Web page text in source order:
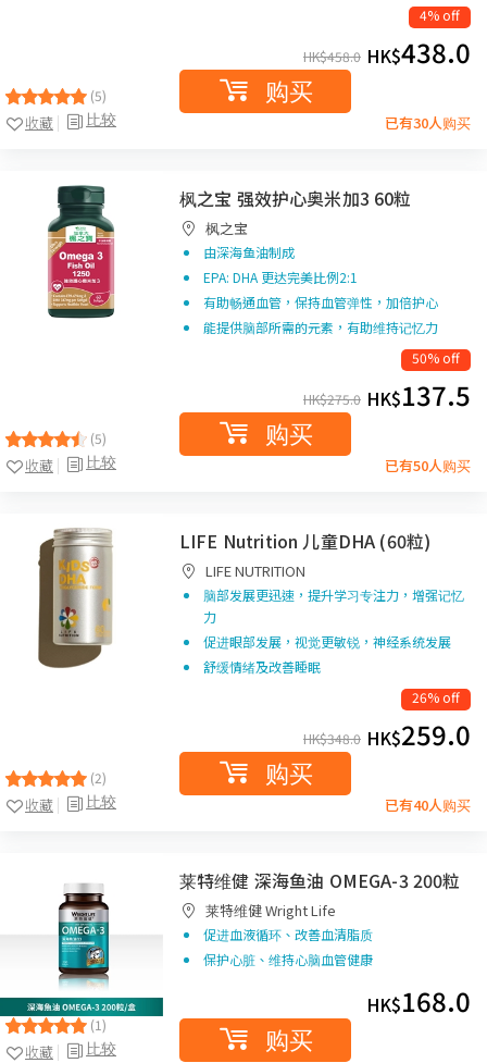
(5)
比较
收藏
4% off
HK$458.0 HK$438.0
购买
已有30人购买
(5)
比较
收藏
枫之宝 强效护心奥米加3 60粒
枫之宝
由深海鱼油制成
EPA: DHA 更达完美比例2:1
有助畅通血管，保持血管弹性，加倍护心
能提供脑部所需的元素，有助维持记忆力
50% off
HK$275.0 HK$137.5
购买
已有50人购买
(2)
比较
收藏
LIFE Nutrition 儿童DHA (60粒)
LIFE NUTRITION
脑部发展更迅速，提升学习专注力，增强记忆
力
促进眼部发展，视觉更敏锐，神经系统发展
舒缓情绪及改善睡眠
26% off
HK$348.0 HK$259.0
购买
已有40人购买
(1)
比较
收藏
莱特维健 深海鱼油 OMEGA-3 200粒
莱特维健 Wright Life
促进血液循环、改善血清脂质
保护心脏、维持心脑血管健康
HK$168.0
购买